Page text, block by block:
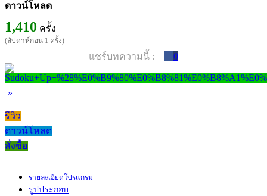
ดาวน์โหลด
1,410 ครั้ง
(สัปดาห์ก่อน 1 ครั้ง)
แชร์บทความนี้ : 0
»
รีวิว
ดาวน์โหลด
สั่งซื้อ
รายละเอียดโปรแกรม
รูปประกอบ